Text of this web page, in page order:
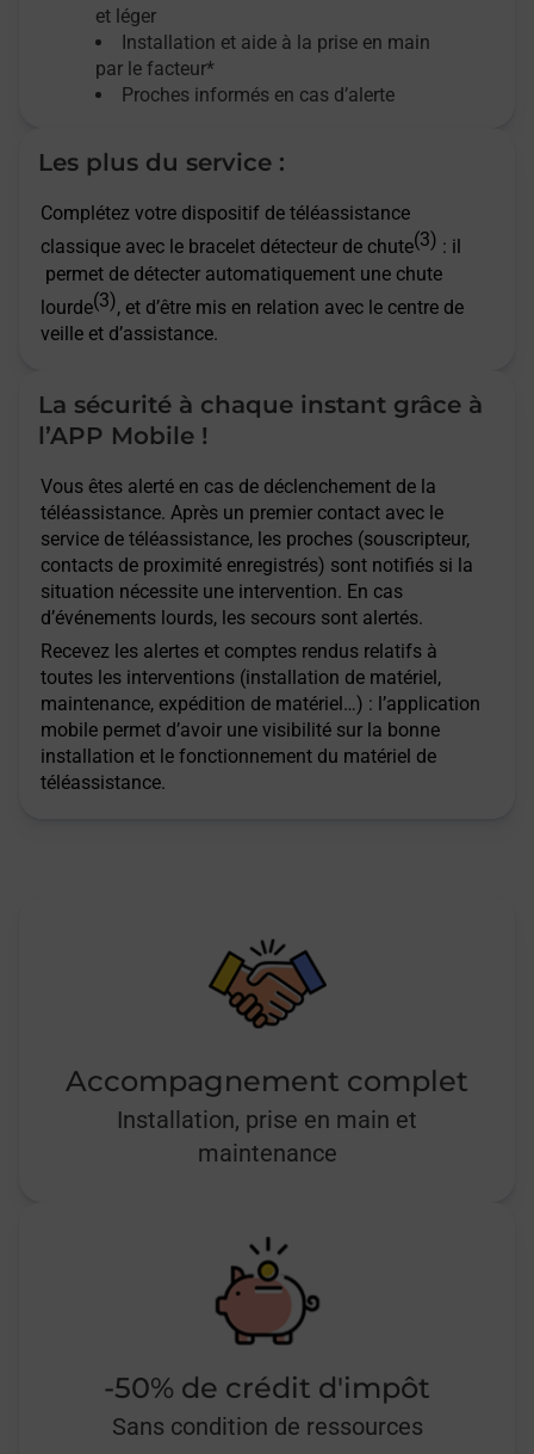
et léger
Installation et aide à la prise en main
par le facteur*
Proches informés en cas d’alerte
Les plus du service :
Complétez votre dispositif de téléassistance
classique avec le bracelet détecteur de chute(3) : il
permet de détecter automatiquement une chute
lourde(3), et d’être mis en relation avec le centre de
veille et d’assistance.
La sécurité à chaque instant grâce à
l’APP Mobile !
Vous êtes alerté en cas de déclenchement de la
téléassistance. Après un premier contact avec le
service de téléassistance, les proches (souscripteur,
contacts de proximité enregistrés) sont notifiés si la
situation nécessite une intervention. En cas
d’événements lourds, les secours sont alertés.
Recevez les alertes et comptes rendus relatifs à
toutes les interventions (installation de matériel,
maintenance, expédition de matériel…) : l’application
mobile permet d’avoir une visibilité sur la bonne
installation et le fonctionnement du matériel de
téléassistance.
Accompagnement complet
Installation, prise en main et
maintenance
-50% de crédit d'impôt
Sans condition de ressources